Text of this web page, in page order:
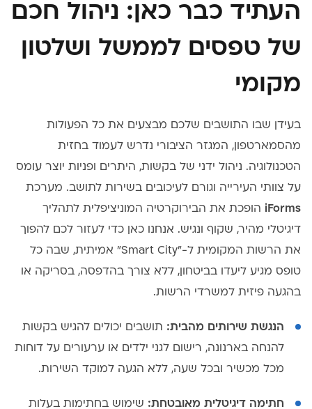
העתיד כבר כאן: ניהול חכם
של טפסים לממשל ושלטון
מקומי
בעידן שבו התושבים שלכם מבצעים את כל הפעולות
מהסמארטפון, המגזר הציבורי נדרש לעמוד בחזית
הטכנולוגיה. ניהול ידני של בקשות, היתרים ופניות יוצר עומס
על צוותי העירייה וגורם לעיכובים בשירות לתושב. מערכת
iForms הופכת את הבירוקרטיה המוניציפלית לתהליך
דיגיטלי מהיר, שקוף ונגיש. אנחנו כאן כדי לעזור לכם להפוך
את הרשות המקומית ל-"Smart City" אמיתית, שבה כל
טופס מגיע ליעדו בביטחון, ללא צורך בהדפסה, בסריקה או
בהגעה פיזית למשרדי הרשות.
הנגשת שירותים מהבית: תושבים יכולים להגיש בקשות
להנחה בארנונה, רישום לגני ילדים או ערעורים על דוחות
מכל מכשיר ובכל שעה, ללא הגעה למוקד השירות.
חתימה דיגיטלית מאובטחת: שימוש בחתימות בעלות